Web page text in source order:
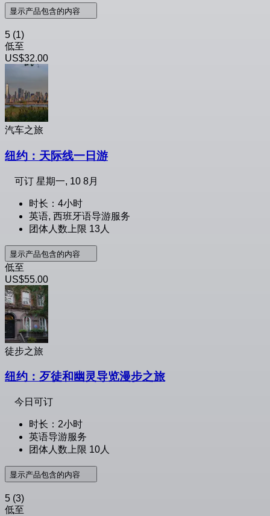
显示产品包含的内容
5 (1)
低至
US$32.00
汽车之旅
纽约：天际线一日游
可订 星期一, 10 8月
时长：4小时
英语, 西班牙语导游服务
团体人数上限 13人
显示产品包含的内容
低至
US$55.00
徒步之旅
纽约：歹徒和幽灵导览漫步之旅
今日可订
时长：2小时
英语导游服务
团体人数上限 10人
显示产品包含的内容
5 (3)
低至